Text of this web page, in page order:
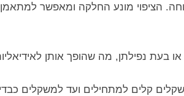
הציפוי מונע החלקה ומאפשר
בעת נפילתן, מה שהופך אותן
קלים למתחילים ועד למשקלים